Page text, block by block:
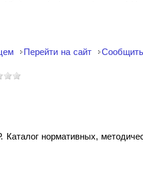
Перейти на сайт
нормативных,